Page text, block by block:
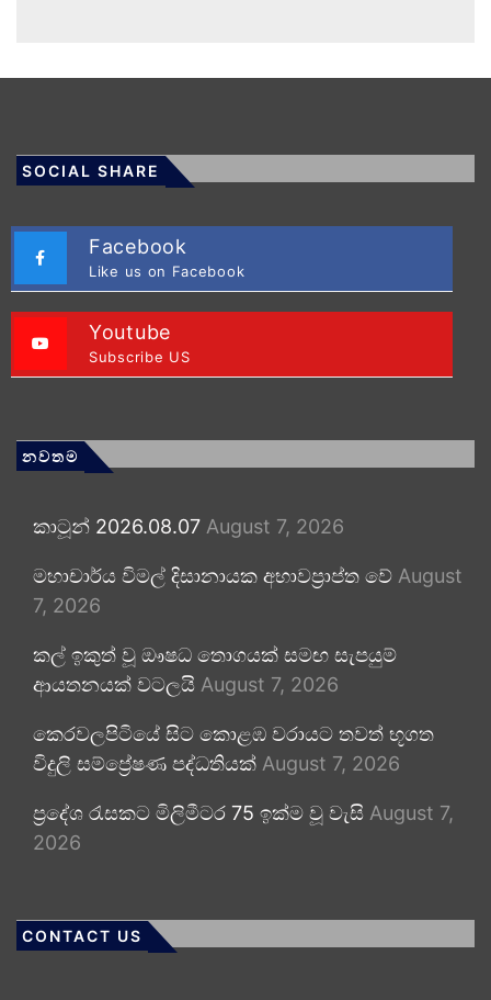
SOCIAL SHARE
Facebook
Like us on Facebook
Youtube
Subscribe US
නවතම
කාටූන් 2026.08.07 August 7, 2026
මහාචාර්ය විමල් දිසානායක අභාවප්‍රාප්ත වේ August
7, 2026
කල් ඉකුත් වූ ඖෂධ තොගයක් සමඟ සැපයුම්
ආයතනයක් වටලයි August 7, 2026
කෙරවලපිටියේ සිට කොළඹ වරායට තවත් භූගත
විදුලි සම්ප්‍රේෂණ පද්ධතියක් August 7, 2026
ප්‍රදේශ රැසකට මිලිමීටර 75 ඉක්ම වූ වැසි August 7,
2026
CONTACT US